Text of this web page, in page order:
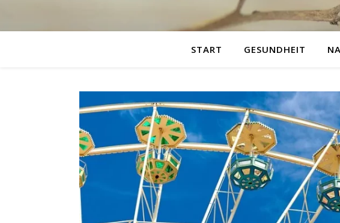
START GESUNDHEIT